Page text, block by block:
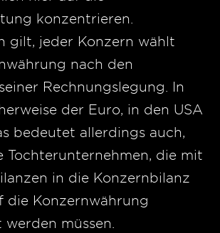
konzentrieren.
gilt, jeder Konzern wählt
nach den
Rechnungslegung. In
der Euro, in den USA
bedeutet allerdings auch,
Tochterunternehmen, die mit
in die Konzernbilanz
die Konzernwährung
müssen.